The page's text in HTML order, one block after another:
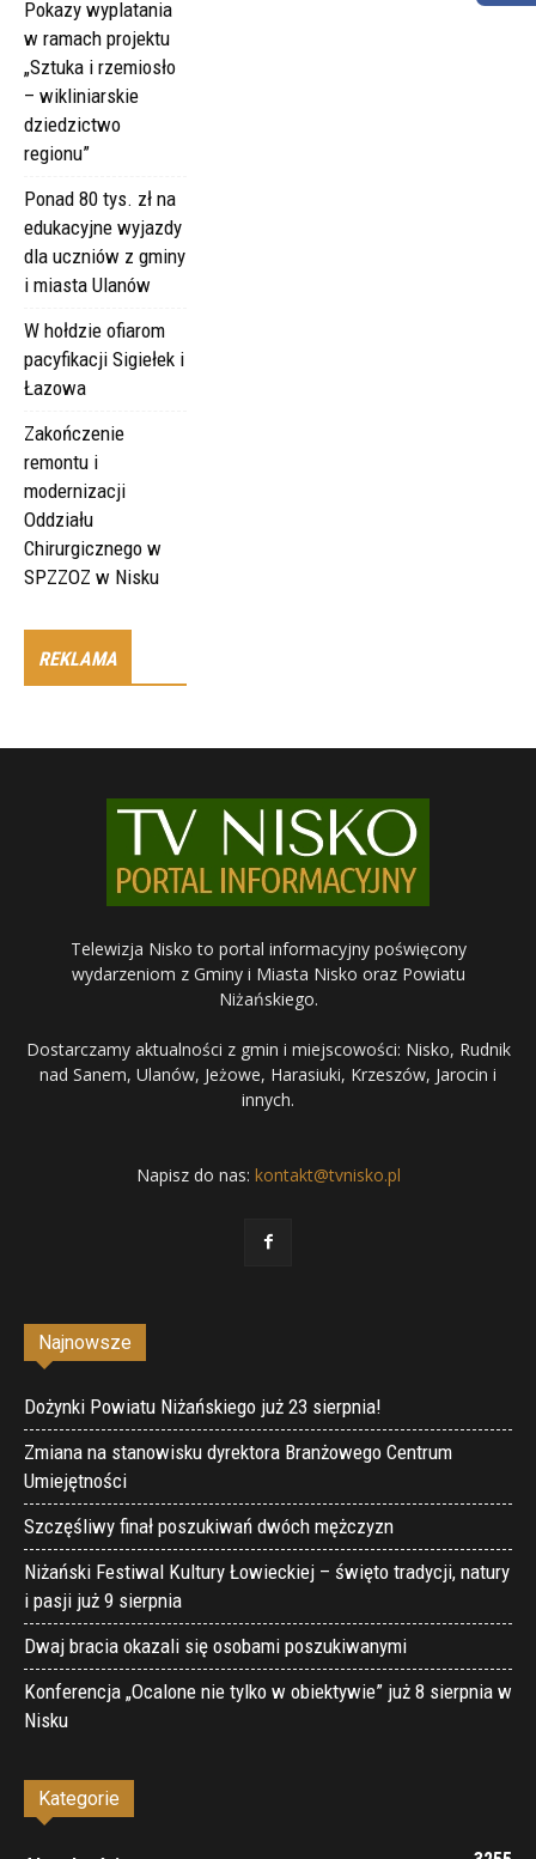
Pokazy wyplatania
w ramach projektu
„Sztuka i rzemiosło
– wikliniarskie
dziedzictwo
regionu”
Ponad 80 tys. zł na
edukacyjne wyjazdy
dla uczniów z gminy
i miasta Ulanów
W hołdzie ofiarom
pacyfikacji Sigiełek i
Łazowa
Zakończenie
remontu i
modernizacji
Oddziału
Chirurgicznego w
SPZZOZ w Nisku
REKLAMA
Telewizja Nisko to portal informacyjny poświęcony
wydarzeniom z Gminy i Miasta Nisko oraz Powiatu
Niżańskiego.
Dostarczamy aktualności z gmin i miejscowości: Nisko, Rudnik
nad Sanem, Ulanów, Jeżowe, Harasiuki, Krzeszów, Jarocin i
innych.
Napisz do nas: kontakt@tvnisko.pl
Najnowsze
Dożynki Powiatu Niżańskiego już 23 sierpnia!
Zmiana na stanowisku dyrektora Branżowego Centrum
Umiejętności
Szczęśliwy finał poszukiwań dwóch mężczyzn
Niżański Festiwal Kultury Łowieckiej – święto tradycji, natury
i pasji już 9 sierpnia
Dwaj bracia okazali się osobami poszukiwanymi
Konferencja „Ocalone nie tylko w obiektywie” już 8 sierpnia w
Nisku
Kategorie